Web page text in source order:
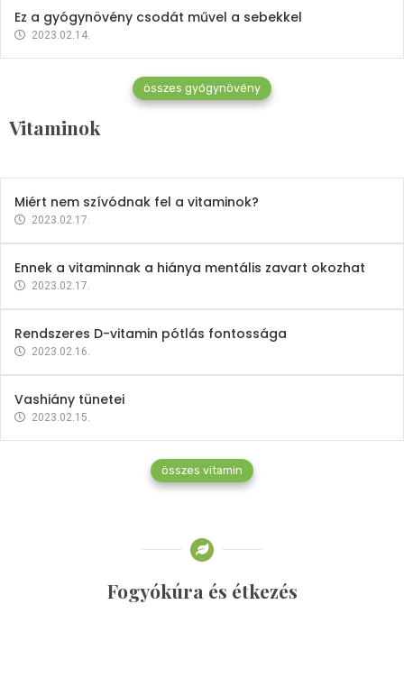
Ez a gyógynövény csodát művel a sebekkel
2023.02.14.
összes gyógynövény
Vitaminok
Vitaminok
Mindent a B-12 vitaminról
2023.02.27.
Miért nem szívódnak fel a vitaminok?
2023.02.17.
Ennek a vitaminnak a hiánya mentális zavart okozhat
2023.02.17.
Rendszeres D-vitamin pótlás fontossága
2023.02.16.
Vashiány tünetei
2023.02.15.
összes vitamin
Fogyókúra és étkezés